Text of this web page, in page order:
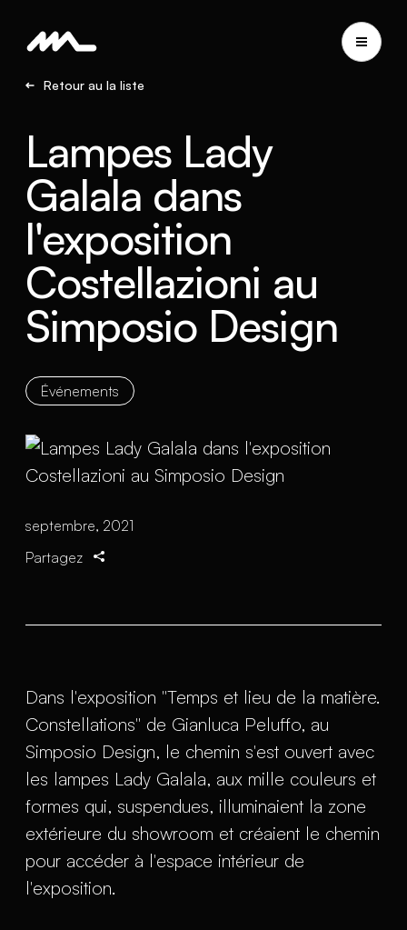
Retour au la liste
Lampes Lady
Galala dans
l'exposition
Costellazioni au
Simposio Design
Événements
septembre, 2021
Partagez
Dans l'exposition "Temps et lieu de la matière.
Constellations" de Gianluca Peluffo, au
Simposio Design, le chemin s'est ouvert avec
les lampes Lady Galala, aux mille couleurs et
formes qui, suspendues, illuminaient la zone
extérieure du showroom et créaient le chemin
pour accéder à l'espace intérieur de
l'exposition.